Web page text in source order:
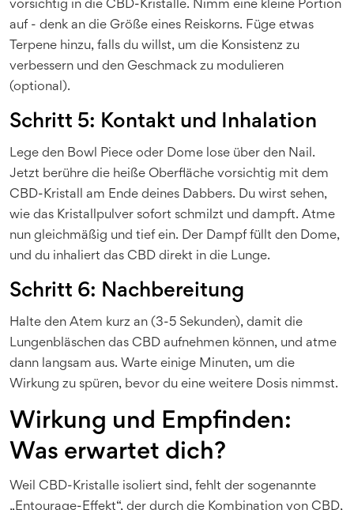
vorsichtig in die CBD-Kristalle. Nimm eine kleine Portion
auf - denk an die Größe eines Reiskorns. Füge etwas
Terpene hinzu, falls du willst, um die Konsistenz zu
verbessern und den Geschmack zu modulieren
(optional).
Schritt 5: Kontakt und Inhalation
Lege den Bowl Piece oder Dome lose über den Nail.
Jetzt berühre die heiße Oberfläche vorsichtig mit dem
CBD-Kristall am Ende deines Dabbers. Du wirst sehen,
wie das Kristallpulver sofort schmilzt und dampft. Atme
nun gleichmäßig und tief ein. Der Dampf füllt den Dome,
und du inhaliert das CBD direkt in die Lunge.
Schritt 6: Nachbereitung
Halte den Atem kurz an (3-5 Sekunden), damit die
Lungenbläschen das CBD aufnehmen können, und atme
dann langsam aus. Warte einige Minuten, um die
Wirkung zu spüren, bevor du eine weitere Dosis nimmst.
Wirkung und Empfinden:
Was erwartet dich?
Weil CBD-Kristalle isoliert sind, fehlt der sogenannte
„Entourage-Effekt“, der durch die Kombination von CBD,